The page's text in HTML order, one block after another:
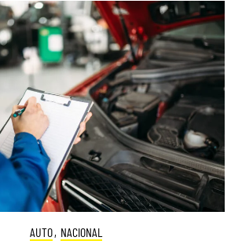
AUTO, NACIONAL